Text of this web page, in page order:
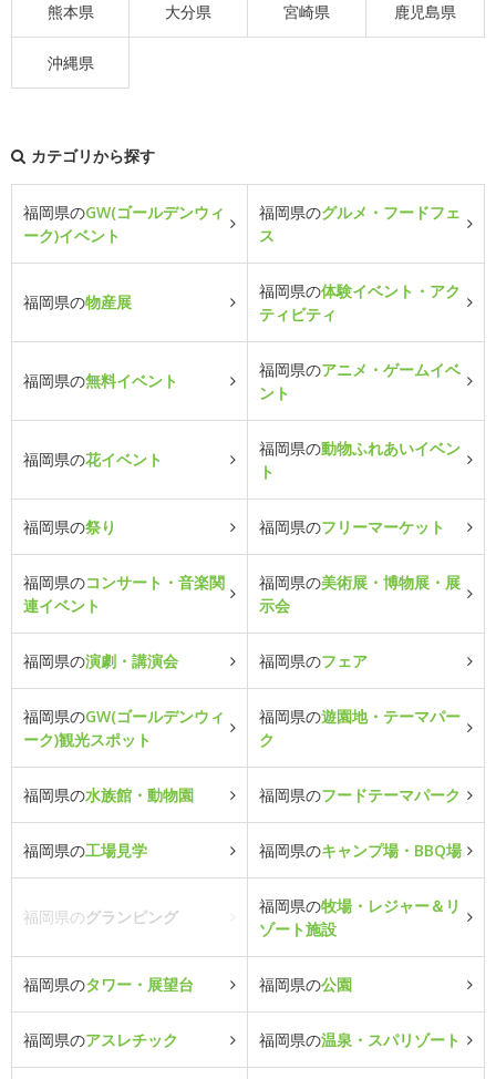
熊本県 大分県 宮崎県 鹿児島県
沖縄県
カテゴリから探す
福岡県のGW(ゴールデンウィ
ーク)イベント
福岡県のグルメ・フードフェ
ス
福岡県の物産展
福岡県の体験イベント・アク
ティビティ
福岡県の無料イベント
福岡県のアニメ・ゲームイベ
ント
福岡県の花イベント
福岡県の動物ふれあいイベン
ト
福岡県の祭り 福岡県のフリーマーケット
福岡県のコンサート・音楽関
連イベント
福岡県の美術展・博物展・展
示会
福岡県の演劇・講演会 福岡県のフェア
福岡県のGW(ゴールデンウィ
ーク)観光スポット
福岡県の遊園地・テーマパー
ク
福岡県の水族館・動物園 福岡県のフードテーマパーク
福岡県の工場見学 福岡県のキャンプ場・BBQ場
福岡県のグランピング
福岡県の牧場・レジャー＆リ
ゾート施設
福岡県のタワー・展望台 福岡県の公園
福岡県のアスレチック 福岡県の温泉・スパリゾート